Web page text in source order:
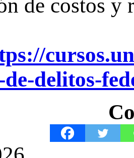
de costos y
delitos-